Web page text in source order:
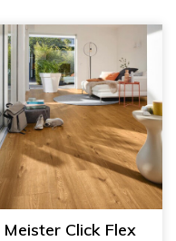
Meister Click Flex